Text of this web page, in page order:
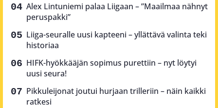
Alex Lintuniemi palaa Liigaan – ”Maailmaa nähnyt
peruspakki”
Liiga-seuralle uusi kapteeni – yllättävä valinta teki
historiaa
HIFK-hyökkääjän sopimus purettiin – nyt löytyi
uusi seura!
Pikkuleijonat joutui hurjaan trilleriin – näin kaikki
ratkesi